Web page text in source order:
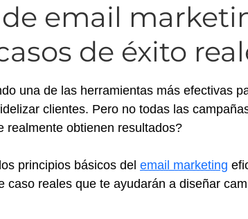
email
de éxito
una de las herramientas más efectivas
clientes. Pero no todas las
realmente obtienen resultados?
principios básicos del email marketing
caso reales que te ayudarán a diseñar